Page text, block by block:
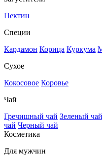
Пектин
Специи
Кардамон Корица Куркума
Сухое
Кокосовое Коровье
Чай
Гречишный чай Зеленый чай
чай Черный чай
Косметика
Для мужчин